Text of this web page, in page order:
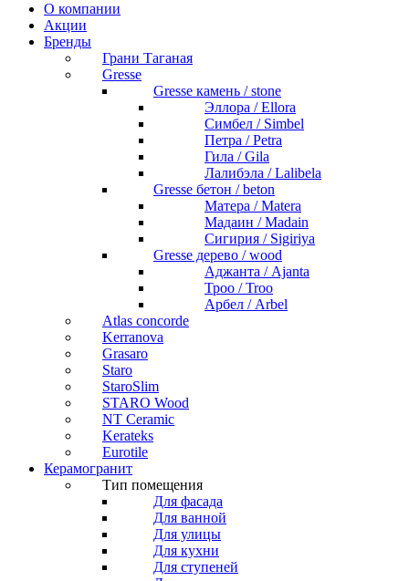
О компании
Акции
Бренды
Грани Таганая
Gresse
Gresse камень / stone
Эллора / Ellora
Симбел / Simbel
Петра / Petra
Гила / Gila
Лалибэла / Lalibela
Gresse бетон / beton
Матера / Matera
Мадаин / Madain
Сигирия / Sigiriya
Gresse дерево / wood
Аджанта / Ajanta
Троо / Troo
Арбел / Arbel
Atlas concorde
Kerranova
Grasaro
Staro
StaroSlim
STARO Wood
NT Ceramic
Kerateks
Eurotile
Керамогранит
Тип помещения
Для фасада
Для ванной
Для улицы
Для кухни
Для ступеней